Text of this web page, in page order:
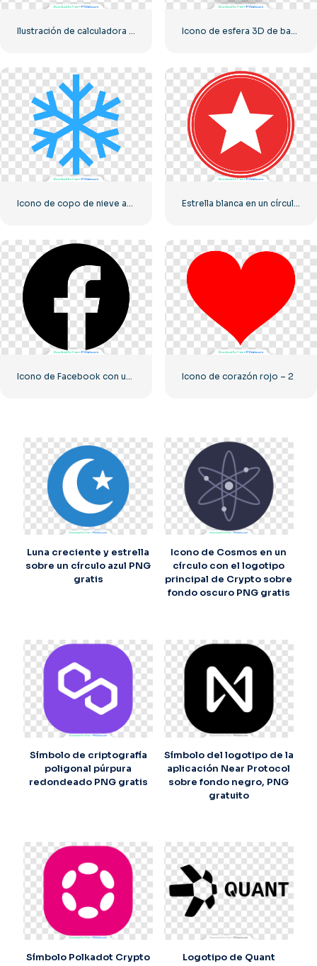
Ilustración de calculadora con números 0-1-2-3 Icono de esfera 3D de bandera de Ucrania
Icono de copo de nieve azul Estrella blanca en un círculo rojo
Icono de corazón rojo – 2
Luna creciente y estrella
sobre un círculo azul PNG
gratis
Icono de Cosmos en un
círculo con el logotipo
principal de Crypto sobre
fondo oscuro PNG gratis
Símbolo de criptografía
poligonal púrpura
redondeado PNG gratis
Símbolo del logotipo de la
aplicación Near Protocol
sobre fondo negro, PNG
gratuito
Símbolo Polkadot Crypto
Logotipo de Quant